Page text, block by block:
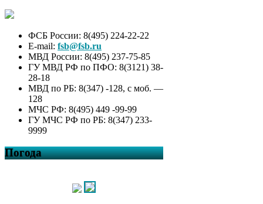
ФСБ России: 8(495) 224-22-22
E-mail: fsb@fsb.ru
МВД России: 8(495) 237-75-85
ГУ МВД РФ по ПФО: 8(3121) 38-
28-18
МВД по РБ: 8(347) -128, с моб. —
128
МЧС РФ: 8(495) 449 -99-99
ГУ МЧС РФ по РБ: 8(347) 233-
9999
Погода